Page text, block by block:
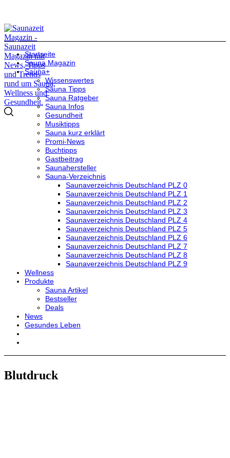
Startseite
Sauna Magazin
Sauna+
Wissenswertes
Sauna Tipps
Sauna Ratgeber
Sauna Infos
Gesundheit
Musiktipps
Sauna kurz erklärt
Promi-News
Buchtipps
Gastbeitrag
Saunahersteller
Sauna-Verzeichnis
Saunaverzeichnis Deutschland PLZ 0
Saunaverzeichnis Deutschland PLZ 1
Saunaverzeichnis Deutschland PLZ 2
Saunaverzeichnis Deutschland PLZ 3
Saunaverzeichnis Deutschland PLZ 4
Saunaverzeichnis Deutschland PLZ 5
Saunaverzeichnis Deutschland PLZ 6
Saunaverzeichnis Deutschland PLZ 7
Saunaverzeichnis Deutschland PLZ 8
Saunaverzeichnis Deutschland PLZ 9
Wellness
Produkte
Sauna Artikel
Bestseller
Deals
News
Gesundes Leben
Blutdruck